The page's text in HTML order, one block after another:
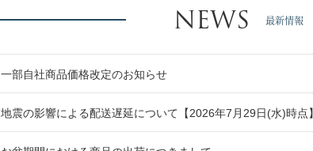
NEWS 最新情報
一部自社商品価格改定のお知らせ
地震の影響による配送遅延について【2026年7月29日(水)時点